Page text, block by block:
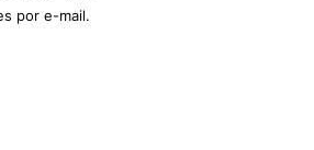
por e-mail.